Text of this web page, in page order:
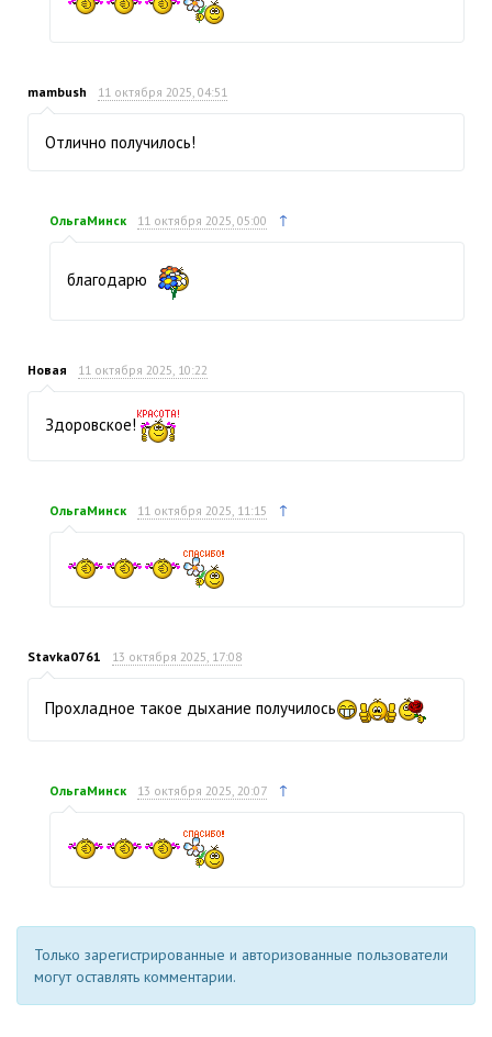
mambush 11 октября 2025, 04:51
Отлично получилось!
ОльгаМинск 11 октября 2025, 05:00 ↑
благодарю
Новая 11 октября 2025, 10:22
Здоровское!
ОльгаМинск 11 октября 2025, 11:15 ↑
Stavka0761 13 октября 2025, 17:08
Прохладное такое дыхание получилось
ОльгаМинск 13 октября 2025, 20:07 ↑
Только зарегистрированные и авторизованные пользователи
могут оставлять комментарии.